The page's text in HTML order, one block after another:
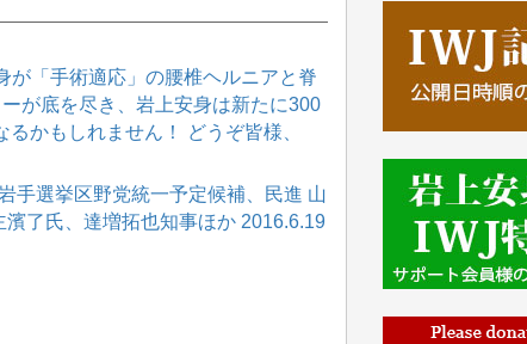
が「手術適応」の腰椎ヘルニアと脊
が底を尽き、岩上安身は新たに300
かもしれません！ どうぞ皆様、
手選挙区野党統一予定候補、民進 山
了氏、達増拓也知事ほか 2016.6.19